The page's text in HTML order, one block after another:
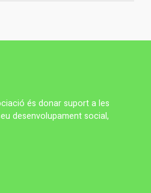
és donar suport a les
desenvolupament social,